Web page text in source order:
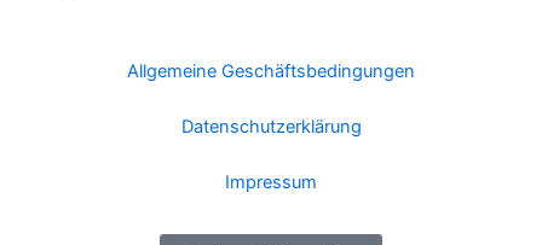
Allgemeine Geschäftsbedingungen
Datenschutzerklärung
Impressum